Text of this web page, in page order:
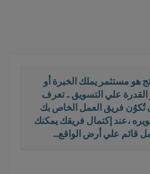
هو مستثمر يملك الخبرة أو
القدرة علي التسويق .. تعرف
تُكوُن فريق العمل الخاص بك
،عند إكتمال فريقك يمكنك
قائم علي أرض الواقع...